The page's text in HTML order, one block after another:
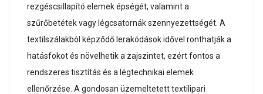
rezgéscsillapító elemek épségét, valamint a
szűrőbetétek vagy légcsatornák szennyezettségét. A
textilszálakból képződő lerakódások idővel ronthatják a
hatásfokot és növelhetik a zajszintet, ezért fontos a
rendszeres tisztítás és a légtechnikai elemek
ellenőrzése. A gondosan üzemeltetett textilipari